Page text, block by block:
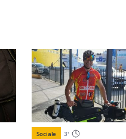
Sociale 3'